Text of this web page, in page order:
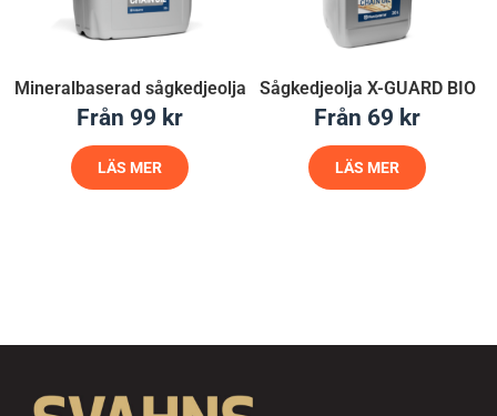
Mineralbaserad sågkedjeolja
Från 99 kr
LÄS MER
Sågkedjeolja X-GUARD BIO
Från 69 kr
LÄS MER